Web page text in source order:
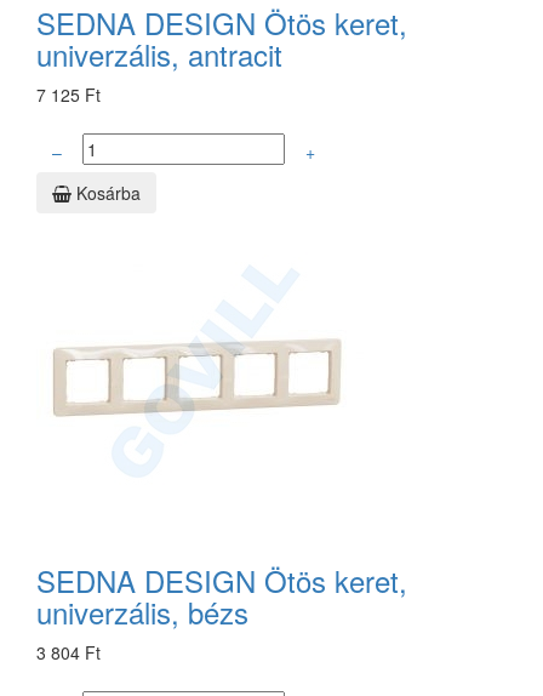
SEDNA DESIGN Ötös keret,
univerzális, antracit
7 125 Ft
–
+
Kosárba
SEDNA DESIGN Ötös keret,
univerzális, bézs
3 804 Ft